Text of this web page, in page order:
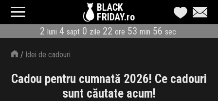
BLACK
FRIDAY.ro
2 luni 4 sapt 0 zile 22 ore 53 min 55 sec
CATEGORII
MAGAZINE
ÎNSCRIE MAGAZIN
/ Idei de cadouri
Cadou pentru cumnată 2026! Ce cadouri
sunt căutate acum!